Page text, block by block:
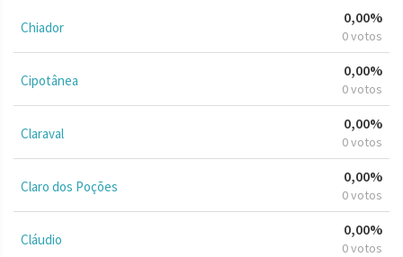
Chiador
0,00%
0 votos
Cipotânea
0,00%
0 votos
Claraval
0,00%
0 votos
Claro dos Poções
0,00%
0 votos
Cláudio
0,00%
0 votos